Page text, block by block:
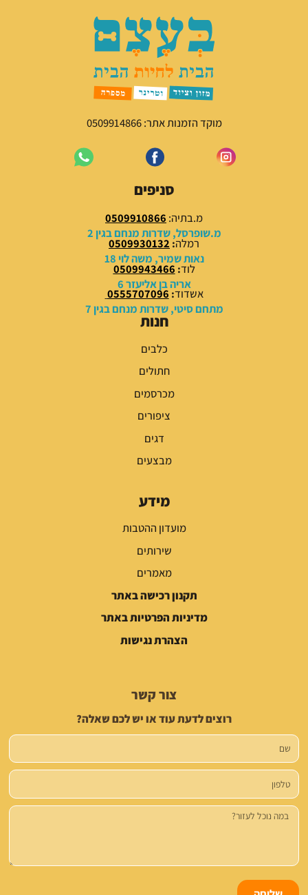
מוקד הזמנות אתר: 0509914866
סניפים
מ.בתיה: 0509910866
מ.שופרסל, שדרות מנחם בגין 2
רמלה:
0509930132
נאות שמיר, משה לוי 18
לוד:
0509943466
אריה בן אליעזר 6
אשדוד:
0555707096
מתחם סיטי, שדרות מנחם בגין 7
חנות
כלבים
חתולים
מכרסמים
ציפורים
דגים
מבצעים
מידע
מועדון ההטבות
שירותים
מאמרים
תקנון רכישה באתר
מדיניות הפרטיות באתר
הצהרת נגישות
צור קשר
רוצים לדעת עוד או יש לכם שאלה?
שם
טלפון
הודעה